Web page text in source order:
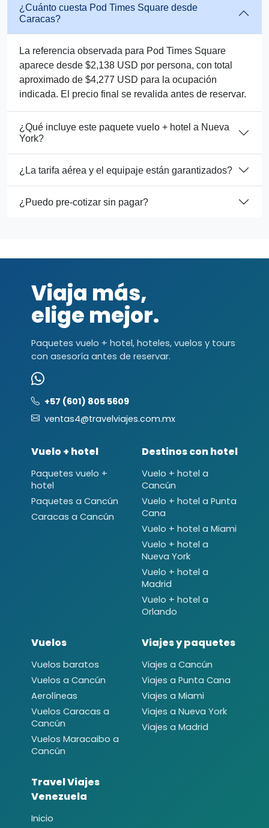
¿Cuánto cuesta Pod Times Square desde
Caracas?
La referencia observada para Pod Times Square
aparece desde $2,138 USD por persona, con total
aproximado de $4,277 USD para la ocupación
indicada. El precio final se revalida antes de reservar.
¿Qué incluye este paquete vuelo + hotel a Nueva
York?
¿La tarifa aérea y el equipaje están garantizados?
¿Puedo pre-cotizar sin pagar?
Viaja más,
elige mejor.
Paquetes vuelo + hotel, hoteles, vuelos y tours
con asesoría antes de reservar.
+57 (601) 805 5609
ventas4@travelviajes.com.mx
Vuelo + hotel
Paquetes vuelo +
hotel
Paquetes a Cancún
Caracas a Cancún
Destinos con hotel
Vuelo + hotel a
Cancún
Vuelo + hotel a Punta
Cana
Vuelo + hotel a Miami
Vuelo + hotel a
Nueva York
Vuelo + hotel a
Madrid
Vuelo + hotel a
Orlando
Vuelos
Vuelos baratos
Vuelos a Cancún
Aerolíneas
Vuelos Caracas a
Cancún
Vuelos Maracaibo a
Cancún
Viajes y paquetes
Viajes a Cancún
Viajes a Punta Cana
Viajes a Miami
Viajes a Nueva York
Viajes a Madrid
Travel Viajes
Venezuela
Inicio